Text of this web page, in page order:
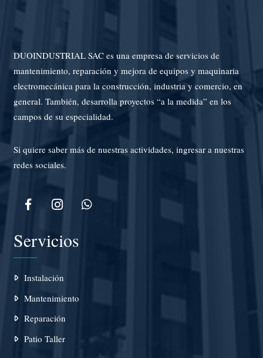
DUOINDUSTRIAL SAC es una empresa de servicios de
mantenimiento, reparación y mejora de equipos y maquinaria
electromecánica para la construcción, industria y comercio, en
general. También, desarrolla proyectos “a la medida” en los
campos de su especialidad.
Si quiere saber más de nuestras actividades, ingresar a nuestras
redes sociales.
Servicios
Instalación
Mantenimiento
Reparación
Patio Taller